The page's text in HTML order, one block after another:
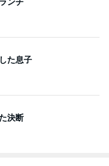
た息子
決断